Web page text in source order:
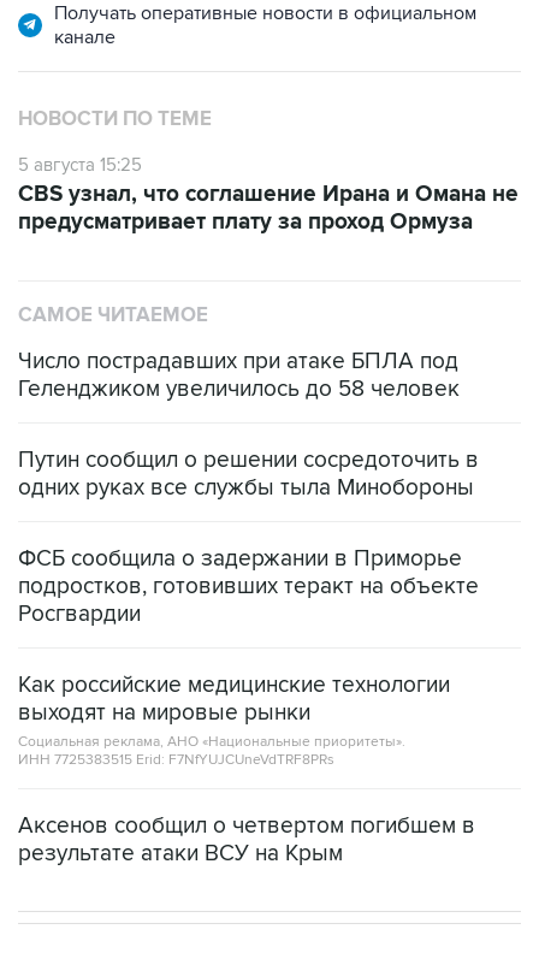
НОВОСТИ ПО ТЕМЕ
5 августа 15:25
предусматривает плату за проход Ормуза
Число пострадавших при атаке БПЛА под
Путин сообщил о решении сосредоточить в
ФСБ сообщила о задержании в Приморье
Росгвардии
Как российские медицинские технологии
Социальная реклама, АНО «Национальные приоритеты».
ИНН 7725383515 Erid: F7NfYUJCUneVdTRF8PRs